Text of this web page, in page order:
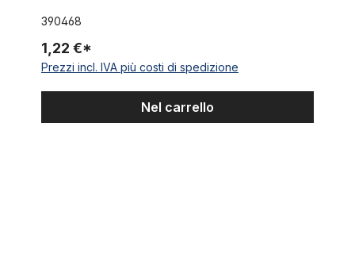
390468
1,22 €*
Prezzi incl. IVA più costi di spedizione
Nel carrello